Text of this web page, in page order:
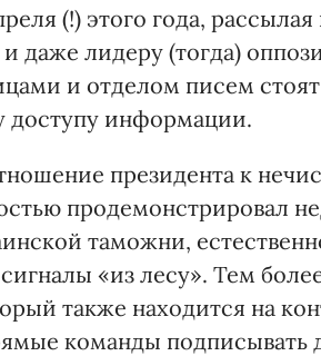
(!) этого года,
и даже лидеру (тогда)
и отделом писем
доступу информации.
президента к
продемонстрировал
таможни,
«из лесу». Тем
также находится на
команды подписывать